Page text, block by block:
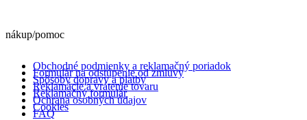
nákup/pomoc
Obchodné podmienky a reklamačný poriadok
Formulár na odstúpenie od zmluvy
Spôsoby dopravy a platby
Reklamácie a vrátenie tovaru
Reklamačný formulár
Ochrana osobných údajov
Cookies
FAQ